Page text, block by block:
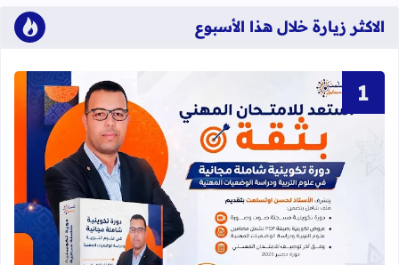
الاكثر زيارة خلال هذا الأسبوع
قراءة المزيد عن دورة تكوينية